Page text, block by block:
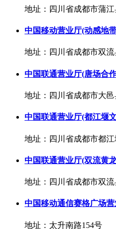
地址：四川省成都市蒲
中国移动营业厅(动感地
地址：四川省成都市双
中国联通营业厅(唐场合
地址：四川省成都市大
中国联通营业厅(都江堰
地址：四川省成都市都
中国联通营业厅(双流黄
地址：四川省成都市双
中国移动通信赛格广场
地址：太升南路154号